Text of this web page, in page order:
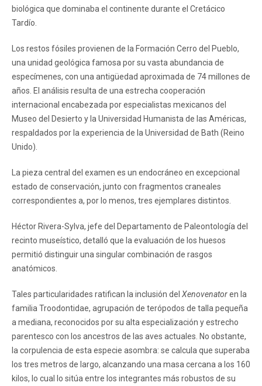
biológica que dominaba el continente durante el Cretácico
Tardío.
Los restos fósiles provienen de la Formación Cerro del Pueblo,
una unidad geológica famosa por su vasta abundancia de
especímenes, con una antigüedad aproximada de 74 millones de
años. El análisis resulta de una estrecha cooperación
internacional encabezada por especialistas mexicanos del
Museo del Desierto y la Universidad Humanista de las Américas,
respaldados por la experiencia de la Universidad de Bath (Reino
Unido).
La pieza central del examen es un endocráneo en excepcional
estado de conservación, junto con fragmentos craneales
correspondientes a, por lo menos, tres ejemplares distintos.
Héctor Rivera-Sylva, jefe del Departamento de Paleontología del
recinto museístico, detalló que la evaluación de los huesos
permitió distinguir una singular combinación de rasgos
anatómicos.
Tales particularidades ratifican la inclusión del Xenovenatoren la
familia Troodontidae, agrupación de terópodos de talla pequeña
a mediana, reconocidos por su alta especialización y estrecho
parentesco con los ancestros de las aves actuales. No obstante,
la corpulencia de esta especie asombra: se calcula que superaba
los tres metros de largo, alcanzando una masa cercana a los 160
kilos, lo cual lo sitúa entre los integrantes más robustos de su